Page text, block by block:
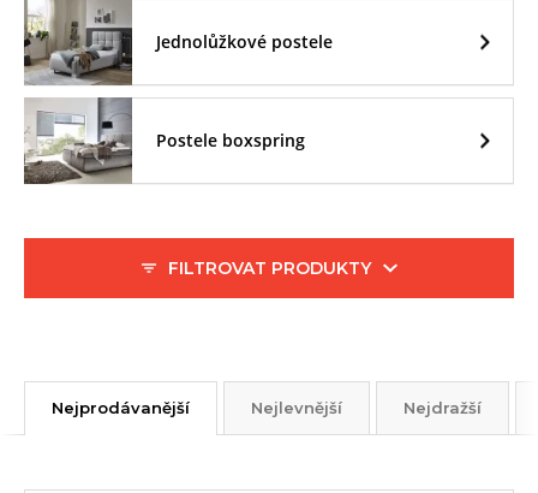
Jednolůžkové postele
Postele boxspring
FILTROVAT PRODUKTY
Nejprodávanější Nejlevnější Nejdražší